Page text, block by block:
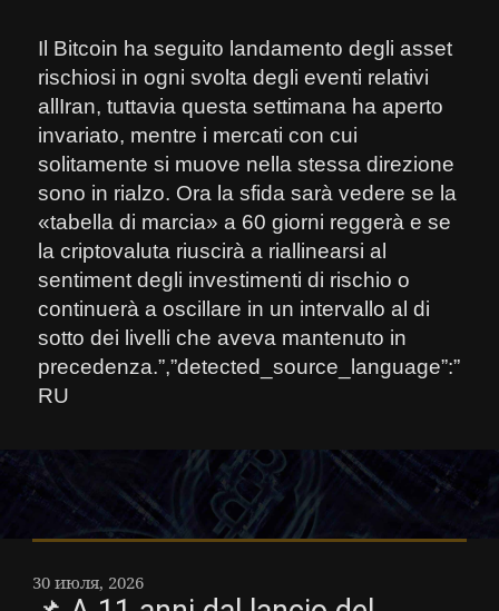
Il Bitcoin ha seguito landamento degli asset
rischiosi in ogni svolta degli eventi relativi
allIran, tuttavia questa settimana ha aperto
invariato, mentre i mercati con cui
solitamente si muove nella stessa direzione
sono in rialzo. Ora la sfida sarà vedere se la
«tabella di marcia» a 60 giorni reggerà e se
la criptovaluta riuscirà a riallinearsi al
sentiment degli investimenti di rischio o
continuerà a oscillare in un intervallo al di
sotto dei livelli che aveva mantenuto in
precedenza.”,”detected_source_language”:”
RU
30 июля, 2026